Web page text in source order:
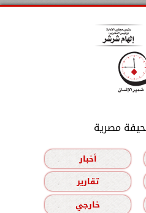
مصرية
أخبار
تقارير
خارجي